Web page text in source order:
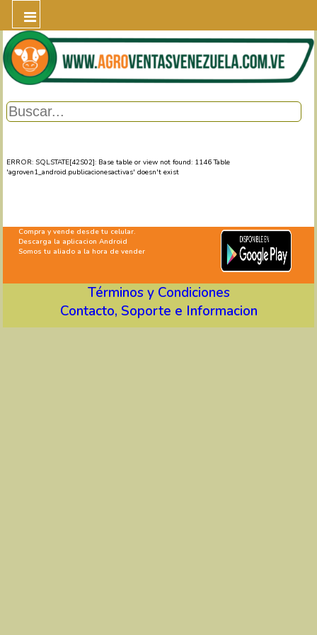
ERROR: SQLSTATE[42S02]: Base table or view not found: 1146 Table
'agroven1_android.publicacionesactivas' doesn't exist
Compra y vende desde tu celular.
Descarga la aplicacion Android
Somos tu aliado a la hora de vender
Términos y Condiciones
Contacto, Soporte e Informacion